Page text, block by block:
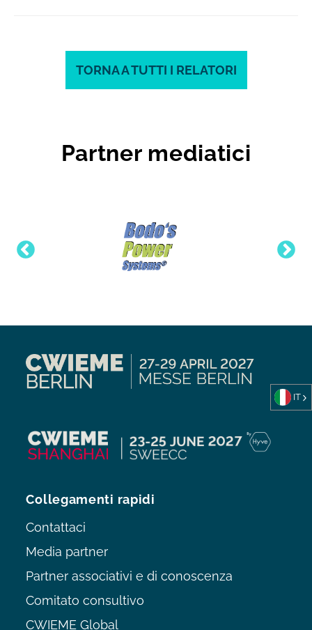
TORNA A TUTTI I RELATORI
Partner mediatici
Collegamenti rapidi
Contattaci
Media partner
Partner associativi e di conoscenza
Comitato consultivo
CWIEME Global
IT